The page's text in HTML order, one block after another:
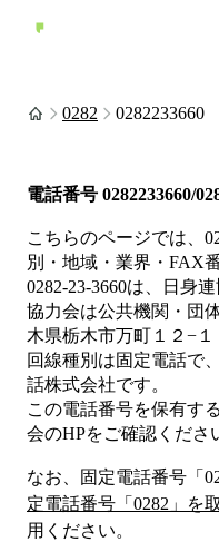
0282 0282233660
電話番号 0282233660/
こちらのページでは、
別・地域・業界・FAX
0282-23-3660は、 日身
協力会は公共機関・団
木県栃木市万町１２−１
回線種別は固定電話で
話株式会社です。
この電話番号を保有す
会のHPをご確認くださ
なお、固定電話番号「
定電話番号「 0282 」を
用ください。